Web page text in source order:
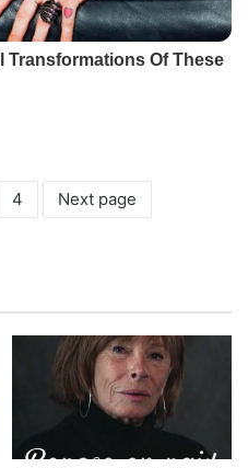
4 Next page